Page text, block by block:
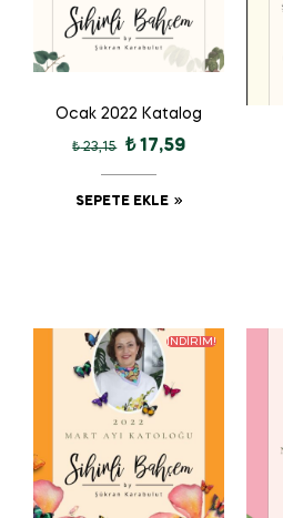
Ocak 2022 Katalog
₺23,15 ₺17,59
SEPETE EKLE
İNDIRIM!